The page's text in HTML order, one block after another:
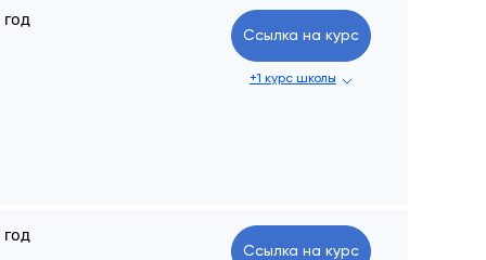
год
Ссылка на курс
+1 курс школы
год
Ссылка на курс